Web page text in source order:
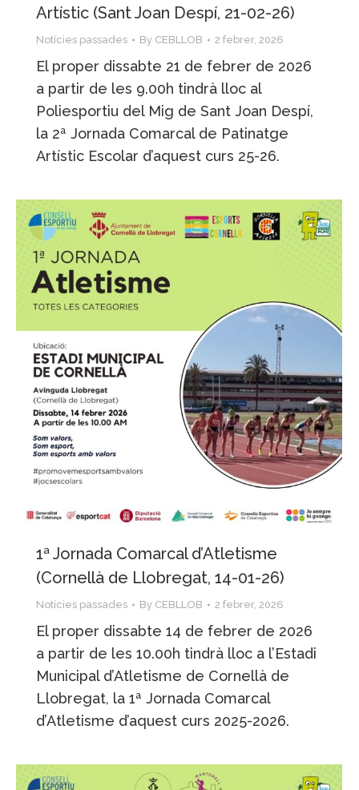
Artístic (Sant Joan Despí, 21-02-26)
Notícies passades By CEBLLOB 2 febrer, 2026
El proper dissabte 21 de febrer de 2026
a partir de les 9.00h tindrà lloc al
Poliesportiu del Mig de Sant Joan Despí,
la 2ª Jornada Comarcal de Patinatge
Artístic Escolar d’aquest curs 25-26.
1ª Jornada Comarcal d’Atletisme
(Cornellà de Llobregat, 14-01-26)
Notícies passades By CEBLLOB 2 febrer, 2026
El proper dissabte 14 de febrer de 2026
a partir de les 10.00h tindrà lloc a l’Estadi
Municipal d’Atletisme de Cornellà de
Llobregat, la 1ª Jornada Comarcal
d’Atletisme d’aquest curs 2025-2026.